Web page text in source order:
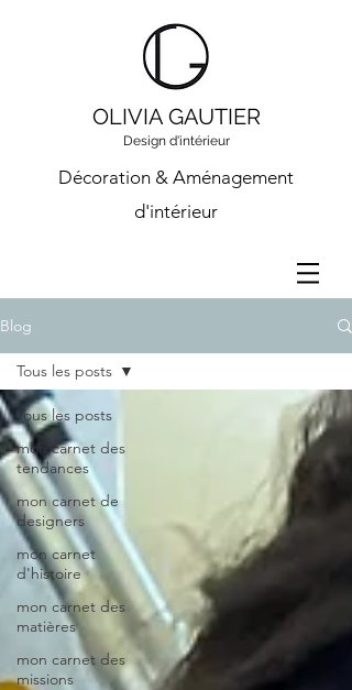
OLIVIA GAUTIER
Design d'intérieur
Décoration & Aménagement
d'intérieur
Blog
Tous les posts
mon carnet des
tendances
mon carnet de
designers
mon carnet
d'histoire
mon carnet des
matières
mon carnet des
missions
Tous les posts